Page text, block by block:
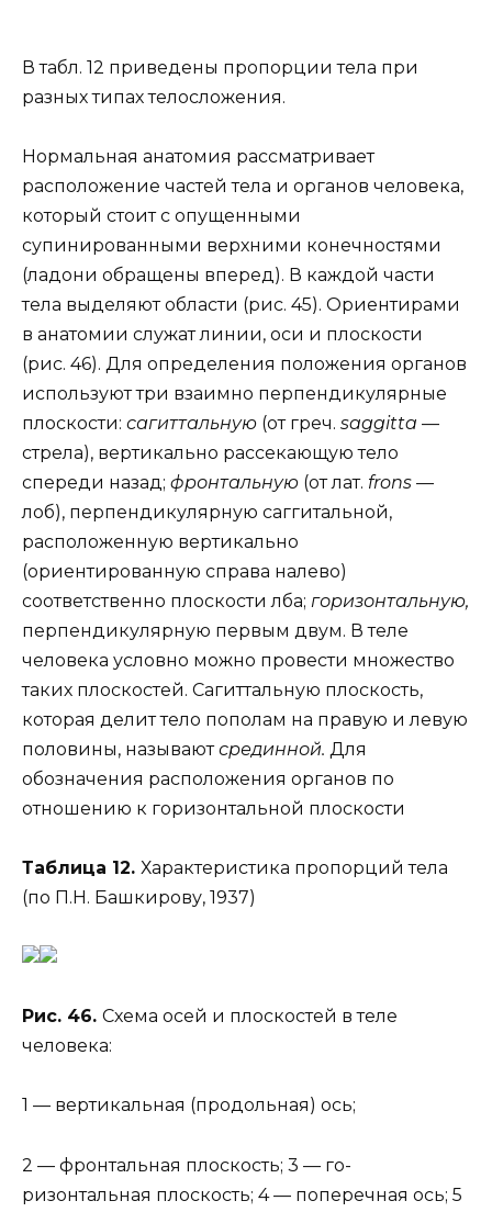
В табл. 12 приведены пропорции тела при
разных типах телосложения.
Нормальная анатомия рассматривает
расположение частей тела и органов человека,
который стоит с опущенными
супинированными верхними конечностями
(ладони обращены вперед). В каждой части
тела выделяют области (рис. 45). Ориентирами
в анатомии служат линии, оси и плоскости
(рис. 46). Для определения положения органов
используют три взаимно перпендикулярные
плоскости: сагиттальную (от греч. saggitta —
стрела), вертикально рассекающую тело
спереди назад; фронтальную (от лат. frons —
лоб), перпендикулярную саггитальной,
расположенную вертикально
(ориентированную справа налево)
соответственно плоскости лба; горизонтальную,
перпендикулярную первым двум. В теле
человека условно можно провести множество
таких плоскостей. Сагиттальную плоскость,
которая делит тело пополам на правую и левую
половины, называютсрединной. Для
обозначения расположения органов по
отношению к горизонтальной плоскости
Таблица 12. Характеристика пропорций тела
(по П.Н. Башкирову, 1937)
Рис. 46. Схема осей и плоскостей в теле
человека:
1 — вертикальная (продольная) ось;
2 — фронтальная плоскость; 3 — го-
ризонтальная плоскость; 4 — поперечная ось; 5